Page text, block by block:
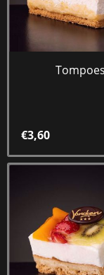
Tompoes
€3,60